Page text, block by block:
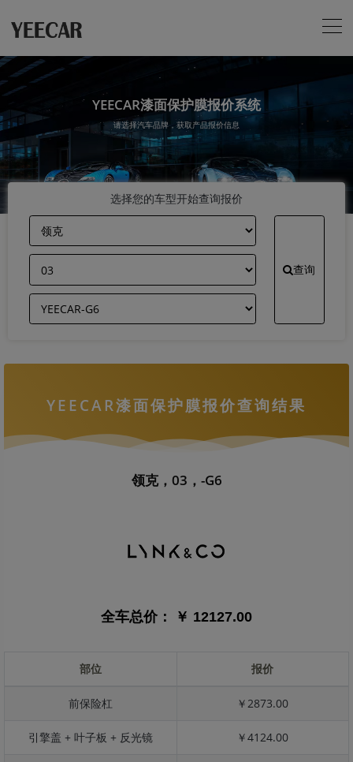
YEECAR漆面保护膜报价系统
请选择汽车品牌，获取产品报价信息
选择您的车型开始查询报价
查询
YEECAR漆面保护膜报价查询结果
领克，03，-G6
全车总价： ￥ 12127.00
部位 报价
前保险杠 ￥2873.00
引擎盖 + 叶子板 + 反光镜 ￥4124.00